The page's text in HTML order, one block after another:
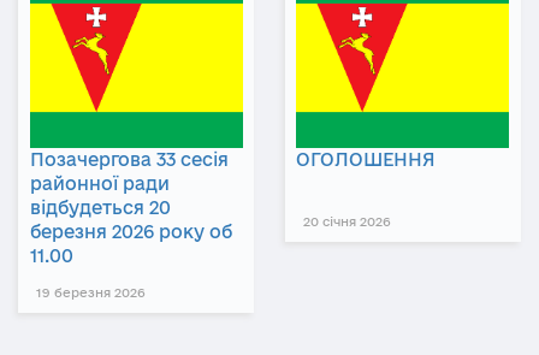
Позачергова 33 сесія
районної ради
відбудеться 20
березня 2026 року об
11.00
19 березня 2026
ОГОЛОШЕННЯ
20 січня 2026